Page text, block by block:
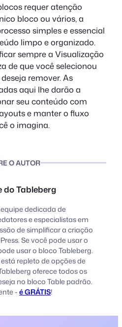
requer atenção
bloco ou vários, a
simples e essencial
limpo e organizado.
sempre a Visualização
de que você selecionou
remover. As
aqui lhe darão a
seu conteúdo com
e manter o fluxo
o imagina.
O AUTOR
do Tableberg
dedicada de
e especialistas em
de simplificar a criação
Se você pode usar o
usar o bloco Tableberg.
está repleto de opções de
oferece todos os
no bloco Table padrão.
-é GRÁTIS!